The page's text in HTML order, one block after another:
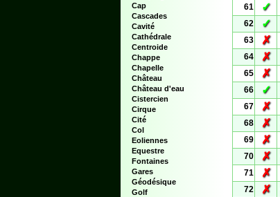
Cap
Cascades
Cavité
Cathédrale
Centroide
Chappe
Chapelle
Château
Château d'eau
Cistercien
Cirque
Cité
Col
Eoliennes
Equestre
Fontaines
Gares
Géodésique
Golf
61
✓
62
✓
63
✗
64
✗
65
✗
66
✓
67
✗
68
✗
69
✗
70
✗
71
✗
72
✗